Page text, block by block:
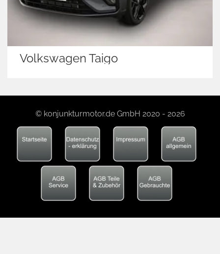
Volkswagen Taigo
© konjunkturmotor.de GmbH 2020 - 2026